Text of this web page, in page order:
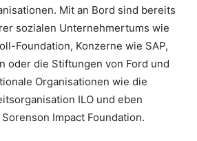
Mit an Bord sind bereits
sozialen Unternehmertums wie
Foundation, Konzerne wie SAP,
oder die Stiftungen von Ford und
Organisationen wie die
ILO und eben
Impact Foundation.